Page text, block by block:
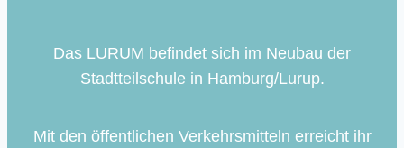
Das LURUM befindet sich im Neubau der
Stadtteilschule in Hamburg/Lurup.
Mit den öffentlichen Verkehrsmitteln erreicht ihr